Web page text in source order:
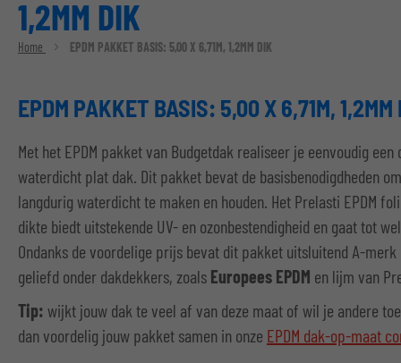
1,2MM DIK
Home EPDM PAKKET BASIS: 5,00 X 6,71M, 1,2MM DIK
EPDM PAKKET BASIS: 5,00 X 6,71M, 1,2MM
Met het EPDM pakket van Budgetdak realiseer je eenvoudig een
waterdicht plat dak. Dit pakket bevat de basisbenodigdheden
langdurig waterdicht te maken en houden. Het Prelasti EPDM
dikte biedt uitstekende UV- en ozonbestendigheid en gaat tot
Ondanks de voordelige prijs bevat dit pakket uitsluitend A-
geliefd onder dakdekkers, zoals Europees EPDM en lijm van
Tip: wijkt jouw dak te veel af van deze maat of wil je andere
dan voordelig jouw pakket samen in onze EPDM dak-op-maat